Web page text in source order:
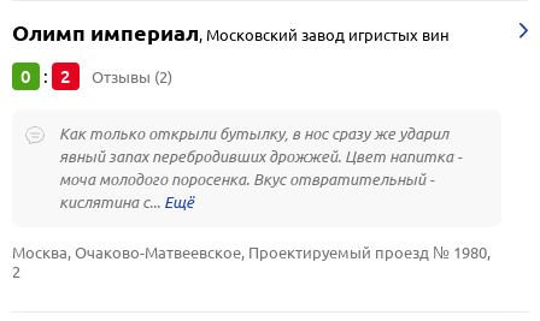
Олимп империал, Московский завод игристых вин
0 : 2 Отзывы (2)
Как только открыли бутылку, в нос сразу же ударил
явный запах перебродивших дрожжей. Цвет напитка -
моча молодого поросенка. Вкус отвратительный -
кислятина с...
Москва, Очаково-Матвеевское, Проектируемый проезд № 1980,
2